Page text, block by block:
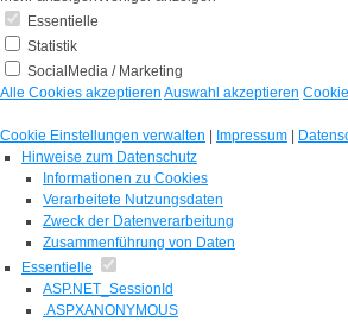
Essentielle
Statistik
SocialMedia / Marketing
Alle Cookies akzeptieren Auswahl akzeptieren
Cookie Einstellungen verwalten | Impressum |
Hinweise zum Datenschutz
Informationen zu Cookies
Verarbeitete Nutzungsdaten
Zweck der Datenverarbeitung
Zusammenführung von Daten
Essentielle
ASP.NET_SessionId
.ASPXANONYMOUS